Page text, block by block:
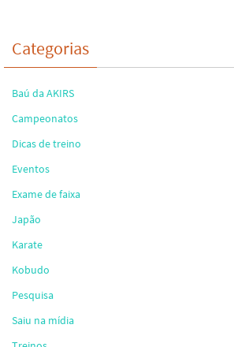
Categorias
Baú da AKIRS
Campeonatos
Dicas de treino
Eventos
Exame de faixa
Japão
Karate
Kobudo
Pesquisa
Saiu na mídia